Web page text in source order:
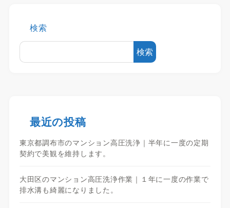
検索
検索
最近の投稿
東京都調布市のマンション高圧洗浄｜半年に一度の定期
契約で美観を維持します。
大田区のマンション高圧洗浄作業｜１年に一度の作業で
排水溝も綺麗になりました。